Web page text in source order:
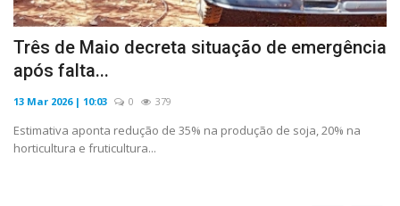
Três de Maio decreta situação de emergência
após falta...
13 Mar 2026 | 10:03 0 379
Estimativa aponta redução de 35% na produção de soja, 20% na
horticultura e fruticultura...